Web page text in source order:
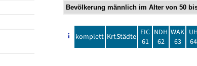
komplett Krf.Städte EIC
61
NDH
62
WAK
63
UH
64